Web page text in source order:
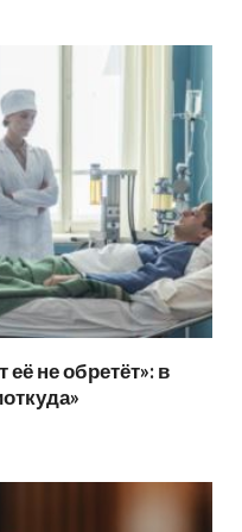
её не обретёт»: в